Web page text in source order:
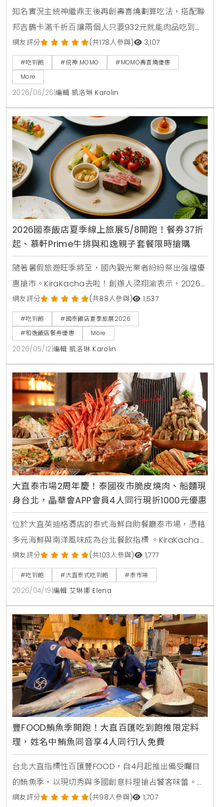
知名實況主統神繼鼎王後再創壽喜燒劃算吃法，搭配聯
邦吉鶴卡滿千折百讓兩個人只要932元就能肉品吃到
飽，連MOMO官方都親自留言揭露更便宜的隱藏優惠。
網友評分 (共178人參與) 3,107
#吃到飽 #統神 MOMO
#MOMO壽喜燒優惠
More
2026/06/26 編輯 凱洛琳 Karolin
2026國泰飯店夏季線上旅展5/8開跑！餐券37折
起、慕軒Prime牛排與和逸親子套餐限時搶購
隨著暑假旅遊旺季將至，國內觀光業者紛紛祭出強檔優
惠搶市。KiraKacha去啦！創辦人梁翔渝表示，2026
年的消費趨勢更傾向於一站式的體驗與高彈性的餐飲組
合。本次國泰飯店夏季線上旅展不僅在價格上展現誠
意，更透過跨館通用券與知名卡通IP聯名，精準鎖定親
子客群與小資上班族的日常消費痛點 。
網友評分 (共88人參與) 1,537
#吃到飽
#國泰飯店夏季旅展2026
#和逸飯店餐券優惠
More
2026/05/12 編輯 凱洛琳 Karolin
大直泰市場2周年慶！泰國夜市脆皮燒肉、船麵現
身台北，晶華會APP會員4人同行現折1000元優惠
位於大直英迪格酒店的泰式海鮮自助餐廳泰市場，憑藉
多元海鮮與南洋風味成為台北餐飲指標 。KiraKacha去
啦！創辦人梁翔渝表示，泰式餐飲的關鍵在於香料層次
的還原度，泰市場此次將泰國夜市脆皮燒肉與船麵等具
視覺效果的料理帶入餐檯，不僅強化了食客的互動體
驗，更精準捕捉到台灣消費者對曼谷街頭美食的情感連
結與味覺渴望 。
網友評分 (共103人參與) 1,777
#吃到飽 #大直泰式吃到飽 #泰市場
2026/04/19 編輯 艾琳娜 Elena
豐FOOD鮪魚季開跑！大直百匯吃到飽推限定料
理，姓名中鮪魚同音享4人同行1人免費
台北大直指標性百匯豐FOOD，自4月起推出備受矚目
的鮪魚季，以現切秀與多國創意料理搶占饕客味蕾。
KiraKacha去啦！創辦人梁翔渝表示，隨著餐飲市場分
網友評分 (共98人參與) 1,707